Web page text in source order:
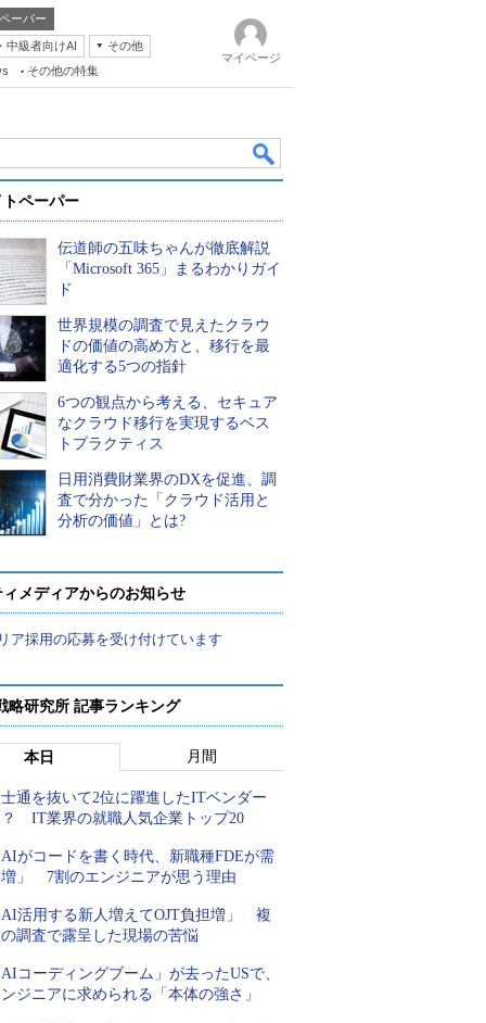
ーパー
中級者向けAI
その他
その他の特集
マイページ
ペーパー
伝道師の五味ちゃんが徹底解説
「Microsoft 365」まるわかりガイ
ド
世界規模の調査で見えたクラウ
ドの価値の高め方と、移行を最
適化する5つの指針
6つの観点から考える、セキュア
なクラウド移行を実現するベス
トプラクティス
日用消費財業界のDXを促進、調
査で分かった「クラウド活用と
分析の価値」とは?
メディアからのお知らせ
ア採用の応募を受け付けています
略研究所 記事ランキング
本日 月間
通を抜いて2位に躍進したITベンダー
IT業界の就職人気企業トップ20
がコードを書く時代、新職種FDEが需
」 7割のエンジニアが思う理由
活用する新人増えてOJT負担増」 複
調査で露呈した現場の苦悩
コーディングブーム」が去ったUSで、
ジニアに求められる「本体の強さ」